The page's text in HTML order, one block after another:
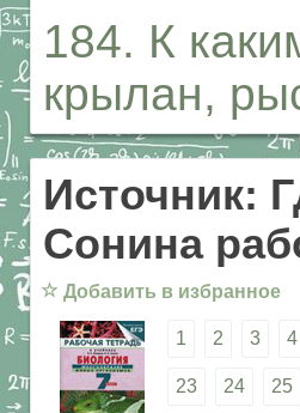
184. К
крылан,
Источник:
Сонина
☆ Добавить в избранное
1 2 3 4
23 24 25